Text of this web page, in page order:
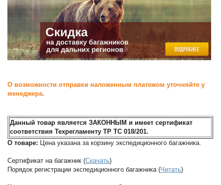
О возможности отправки наложенным платежом уточняйте у
менеджера.
Данный товар является ЗАКОННЫМ и имеет сертификат
соответствия Техрегламенту ТР ТС 018/201.
О товаре: Цена указана за корзину экспедиционного багажника.
Сертификат на багажник (Скачать)
Порядок регистрации экспедиционного багажника (Читать)